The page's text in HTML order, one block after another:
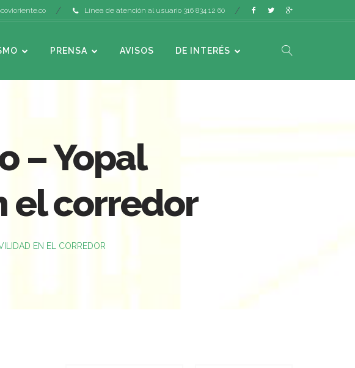
Línea de atención al usuario 316 834 12 60
PRENSA AVISOS DE INTERÉS
– Yopal
el corredor
EN EL CORREDOR